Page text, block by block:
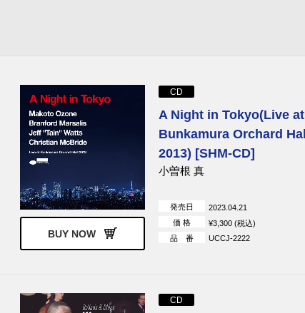
BUY NOW
CD
A Night in Tokyo(Live at
Bunkamura Orchard Hall
2013) [SHM-CD]
小曽根 真
発売日
2023.04.21
価 格
¥3,300 (税込)
品 番
UCCJ-2222
CD